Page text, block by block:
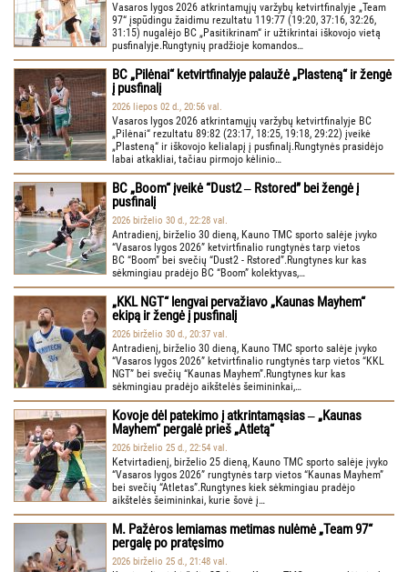
Vasaros lygos 2026 atkrintamųjų varžybų ketvirtfinalyje „Team
97“ įspūdingu žaidimu rezultatu 119:77 (19:20, 37:16, 32:26,
31:15) nugalėjo BC „Pasitikrinam“ ir užtikrintai iškovojo vietą
pusfinalyje.Rungtynių pradžioje komandos…
BC „Pilėnai“ ketvirtfinalyje palaužė „Plasteną“ ir žengė
į pusfinalį
2026 liepos 02 d., 20:56 val.
Vasaros lygos 2026 atkrintamųjų varžybų ketvirtfinalyje BC
„Pilėnai“ rezultatu 89:82 (23:17, 18:25, 19:18, 29:22) įveikė
„Plasteną“ ir iškovojo kelialapį į pusfinalį.Rungtynės prasidėjo
labai atkakliai, tačiau pirmojo kėlinio…
BC „Boom“ įveikė “Dust2 ‒ Rstored” bei žengė į
pusfinalį
2026 birželio 30 d., 22:28 val.
Antradienį, birželio 30 dieną, Kauno TMC sporto salėje įvyko
“Vasaros lygos 2026” ketvirtfinalio rungtynės tarp vietos
BC “Boom” bei svečių “Dust2 - Rstored”.Rungtynes kur kas
sėkmingiau pradėjo BC “Boom” kolektyvas,…
„KKL NGT“ lengvai pervažiavo „Kaunas Mayhem“
ekipą ir žengė į pusfinalį
2026 birželio 30 d., 20:37 val.
Antradienį, birželio 30 dieną, Kauno TMC sporto salėje įvyko
“Vasaros lygos 2026” ketvirtfinalio rungtynės tarp vietos “KKL
NGT” bei svečių “Kaunas Mayhem”.Rungtynes kur kas
sėkmingiau pradėjo aikštelės šeimininkai,…
Kovoje dėl patekimo į atkrintamąsias ‒ „Kaunas
Mayhem“ pergalė prieš „Atletą“
2026 birželio 25 d., 22:54 val.
Ketvirtadienį, birželio 25 dieną, Kauno TMC sporto salėje įvyko
“Vasaros lygos 2026” rungtynės tarp vietos “Kaunas Mayhem”
bei svečių “Atletas”.Rungtynes kiek sėkmingiau pradėjo
aikštelės šeimininkai, kurie šovė į…
M. Pažėros lemiamas metimas nulėmė „Team 97“
pergalę po pratęsimo
2026 birželio 25 d., 21:48 val.